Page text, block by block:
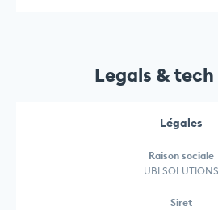
Legals &
Légales
Raison sociale
UBI SOLUTIONS
Siret